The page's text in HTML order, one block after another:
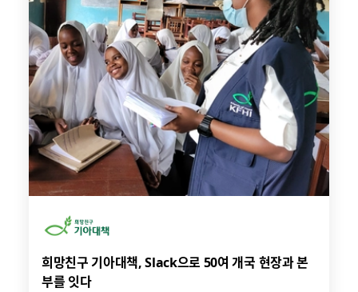
희망친구 기아대책, Slack으로 50여 개국 현장과 본
부를 잇다